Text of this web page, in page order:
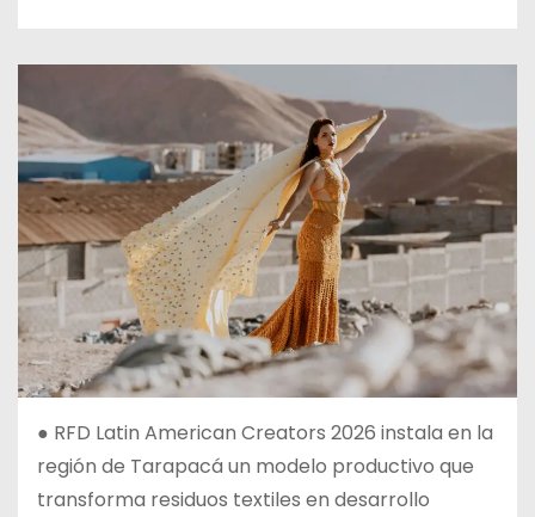
● RFD Latin American Creators 2026 instala en la
región de Tarapacá un modelo productivo que
transforma residuos textiles en desarrollo